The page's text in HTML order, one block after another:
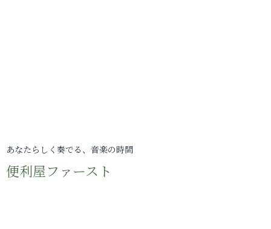
あなたらしく奏でる、音楽の時間
便利屋ファースト